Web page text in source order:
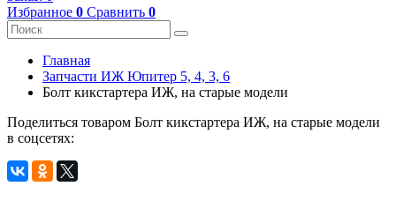
Избранное 0 Сравнить 0
Главная
Запчасти ИЖ Юпитер 5, 4, 3, 6
Болт кикстартера ИЖ, на старые модели
Поделиться товаром Болт кикстартера ИЖ, на старые модели
в соцсетях: